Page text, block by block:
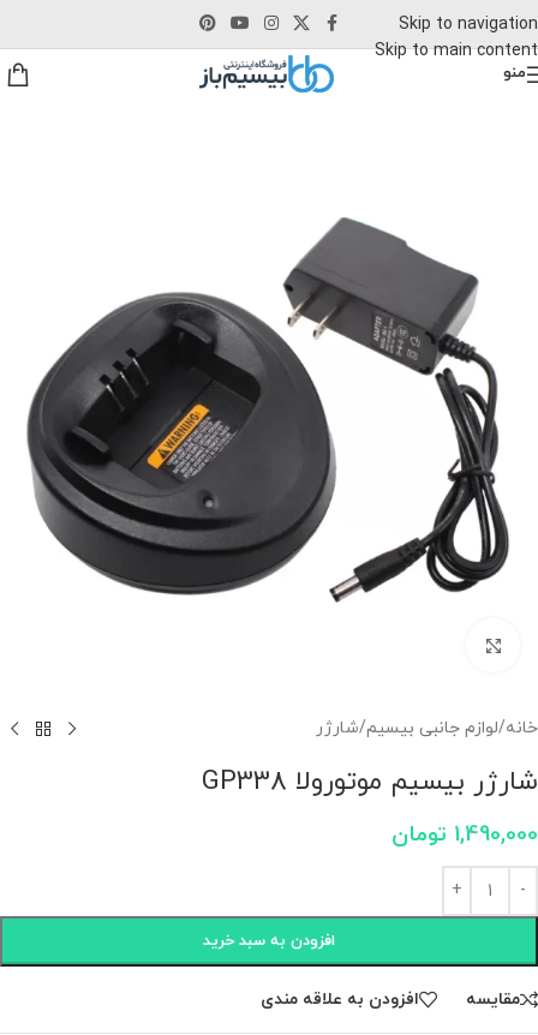
Skip to navigation
Skip to main content
منو
خانه/لوازم جانبی بیسیم/شارژر
شارژر بیسیم موتورولا GP338
1,490,000 تومان
افزودن به سبد خرید
مقايسه افزودن به علاقه مندی